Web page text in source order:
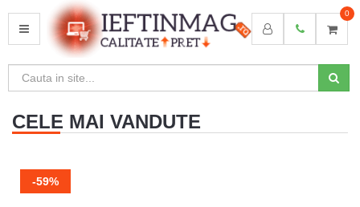
0
CELE MAI VANDUTE
-59%